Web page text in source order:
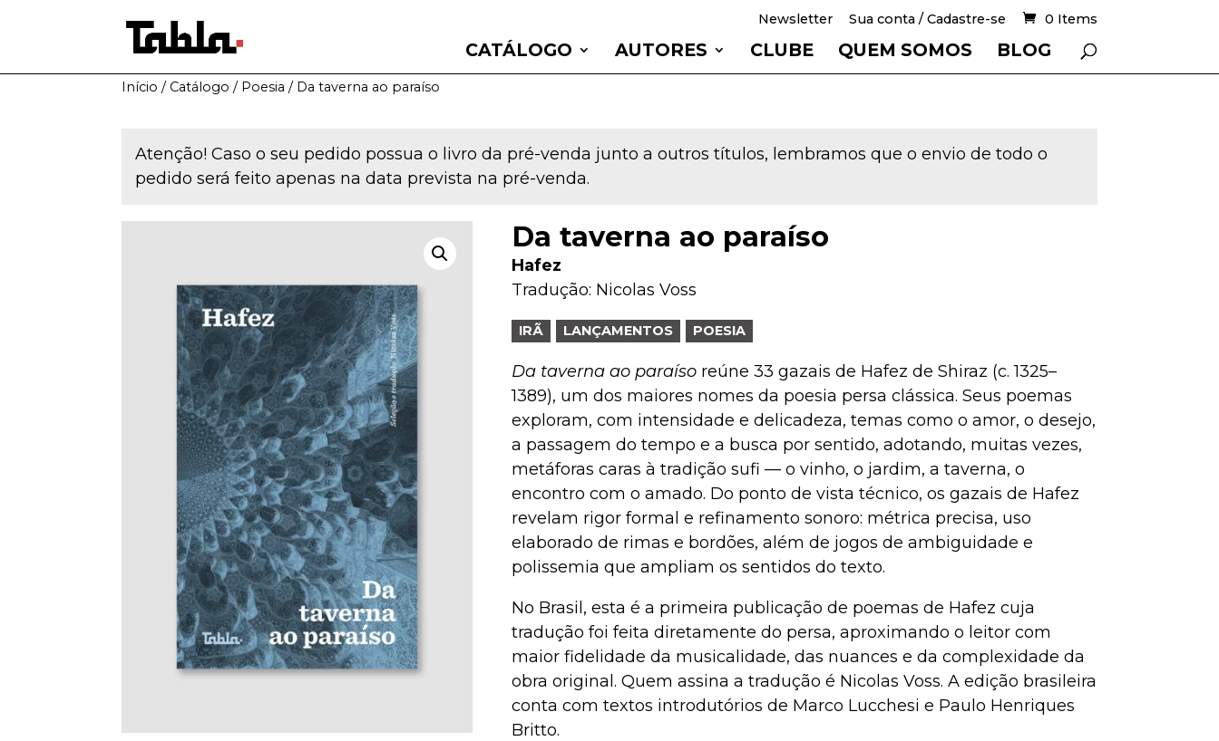
Newsletter Sua conta / Cadastre-se 0 Items
CATÁLOGO AUTORES CLUBE QUEM SOMOS BLOG
Início / Catálogo / Poesia / Da taverna ao paraíso
Atenção! Caso o seu pedido possua o livro da pré-venda junto a outros títulos, lembramos que o envio de todo o
pedido será feito apenas na data prevista na pré-venda.
Da taverna ao paraíso
Hafez
Tradução: Nicolas Voss
IRÃ LANÇAMENTOS POESIA
Da taverna ao paraíso reúne 33 gazais de Hafez de Shiraz (c. 1325–
1389), um dos maiores nomes da poesia persa clássica. Seus poemas
exploram, com intensidade e delicadeza, temas como o amor, o desejo,
a passagem do tempo e a busca por sentido, adotando, muitas vezes,
metáforas caras à tradição sufi — o vinho, o jardim, a taverna, o
encontro com o amado. Do ponto de vista técnico, os gazais de Hafez
revelam rigor formal e refinamento sonoro: métrica precisa, uso
elaborado de rimas e bordões, além de jogos de ambiguidade e
polissemia que ampliam os sentidos do texto.
No Brasil, esta é a primeira publicação de poemas de Hafez cuja
tradução foi feita diretamente do persa, aproximando o leitor com
maior fidelidade da musicalidade, das nuances e da complexidade da
obra original. Quem assina a tradução é Nicolas Voss. A edição brasileira
conta com textos introdutórios de Marco Lucchesi e Paulo Henriques
Britto.